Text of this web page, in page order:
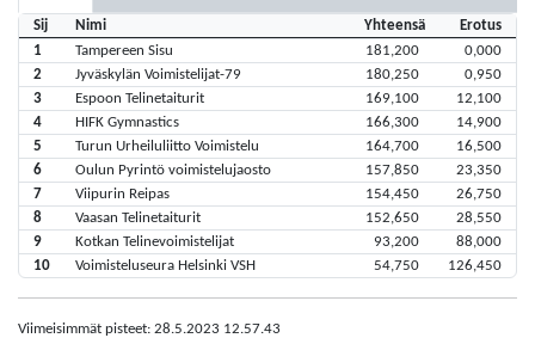
Sij Nimi Yhteensä
Erotus
1
Tampereen Sisu 181,200
0,000
2
Jyväskylän Voimistelijat-79 180,250
0,950
3
Espoon Telinetaiturit 169,100
12,100
4
HIFK Gymnastics 166,300
14,900
5
Turun Urheiluliitto Voimistelu 164,700
16,500
6
Oulun Pyrintö voimistelujaosto 157,850
23,350
7
Viipurin Reipas 154,450
26,750
8
Vaasan Telinetaiturit 152,650
28,550
9
Kotkan Telinevoimistelijat 93,200
88,000
10
Voimisteluseura Helsinki VSH 54,750 126,450
Viimeisimmät pisteet: 28.5.2023 12.57.43